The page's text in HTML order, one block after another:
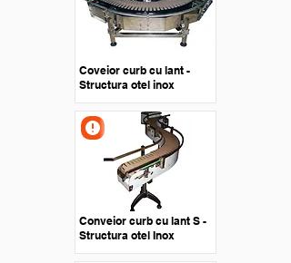
Coveior curb cu lant -
Structura otel inox
Conveior curb cu lant S -
Structura otel Inox